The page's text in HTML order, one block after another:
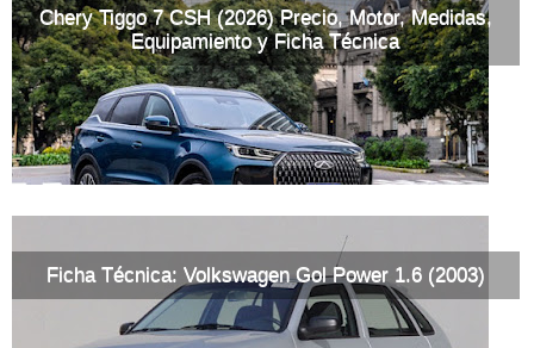
Chery Tiggo 7 CSH (2026) Precio, Motor, Medidas,
Equipamiento y Ficha Técnica
Ficha Técnica: Volkswagen Gol Power 1.6 (2003)